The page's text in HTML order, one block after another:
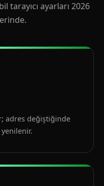
ayarları 2026
adres değiştiğinde